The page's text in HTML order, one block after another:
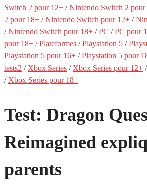
Switch 2 pour 12+ /Nintendo Switch 2
2 pour 18+ /Nintendo Switch pour 12+ /
/Nintendo Switch pour 18+ /PC /PC pour
pour 18+ /Plateformes /Playstation 5 /
Playstation 5 pour 16+ /Playstation 5 pour
tests2 / Xbox Series / Xbox Series pour 12+ /
/ Xbox Series pour 18+
Test: Dragon
Reimagined
parents